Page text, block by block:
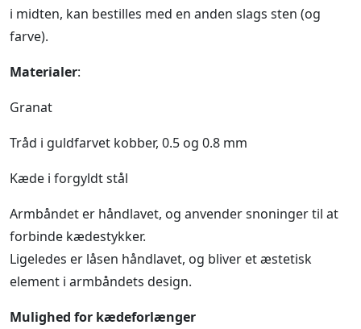
i midten, kan bestilles med en anden slags sten (og
farve).
Materialer:
Granat
Tråd i guldfarvet kobber, 0.5 og 0.8 mm
Kæde i forgyldt stål
Armbåndet er håndlavet, og anvender snoninger til at
forbinde kædestykker.
Ligeledes er låsen håndlavet, og bliver et æstetisk
element i armbåndets design.
Mulighed for kædeforlænger